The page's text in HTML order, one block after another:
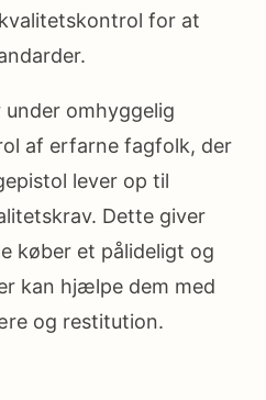
for at
omhyggelig
af erfarne fagfolk, der
lever op til
Dette giver
køber et pålideligt og
kan hjælpe dem med
og restitution.